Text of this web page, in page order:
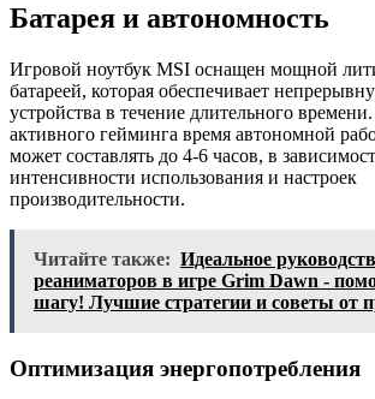
Батарея и автономность
Игровой ноутбук MSI оснащен мощной
батареей, которая обеспечивает
устройства в течение длительного
активного гейминга время автономной
может составлять до 4-6 часов, в
интенсивности использования и настроек
производительности.
Читайте также: Идеальное
реаниматоров в игре Grim Dawn -
шагу! Лучшие стратегии и советы от
Оптимизация энергопотребления